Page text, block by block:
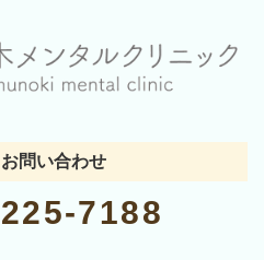
問い合わせ
7188